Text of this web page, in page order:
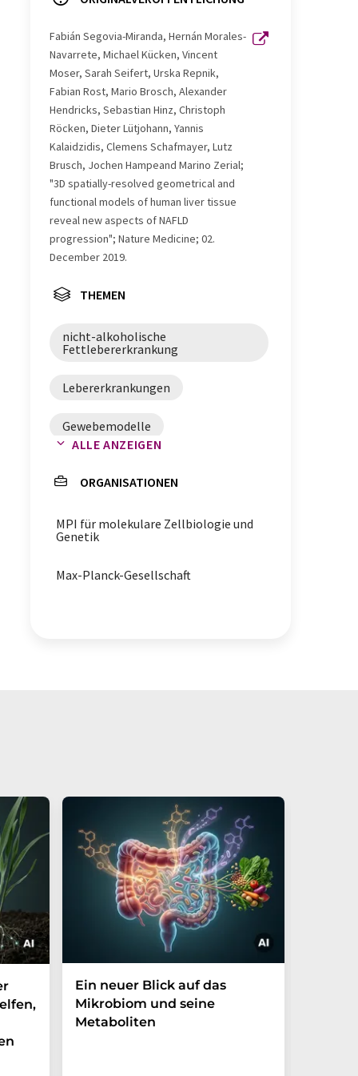
Fabián Segovia-Miranda, Hernán Morales-
Navarrete, Michael Kücken, Vincent
Moser, Sarah Seifert, Urska Repnik,
Fabian Rost, Mario Brosch, Alexander
Hendricks, Sebastian Hinz, Christoph
Röcken, Dieter Lütjohann, Yannis
Kalaidzidis, Clemens Schafmayer, Lutz
Brusch, Jochen Hampeand Marino Zerial;
"3D spatially-resolved geometrical and
functional models of human liver tissue
reveal new aspects of NAFLD
progression"; Nature Medicine; 02.
December 2019.
THEMEN
nicht-alkoholische
Fettlebererkrankung
Lebererkrankungen
Gewebemodelle
ALLE ANZEIGEN
ORGANISATIONEN
MPI für molekulare Zellbiologie und
Genetik
Max-Planck-Gesellschaft
Ein neuer Blick auf das
Mikrobiom und seine
Metaboliten